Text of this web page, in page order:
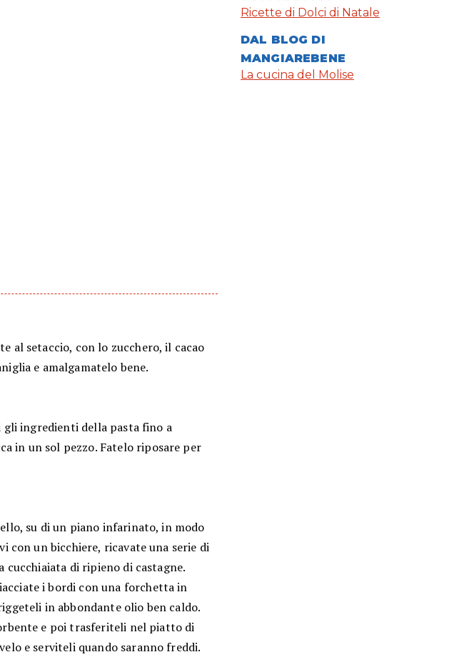
al setaccio, con lo zucchero, il cacao
e amalgamatelo bene.
ingredienti della pasta fino a
in un sol pezzo. Fatelo riposare per
su di un piano infarinato, in modo
con un bicchiere, ricavate una serie di
di ripieno di castagne.
i bordi con una forchetta in
in abbondante olio ben caldo.
e poi trasferiteli nel piatto di
e serviteli quando saranno freddi.
Ricette di Dolci di Natale
DAL BLOG DI
MANGIAREBENE
La cucina del Molise